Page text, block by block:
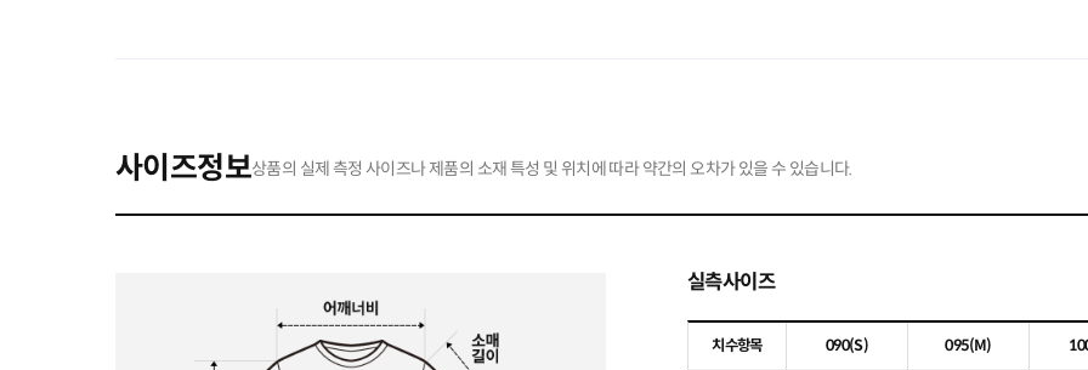
사이즈정보상품의 실제 측정 사이즈나 제품의 소재 특성 및 위치에 따라 약간의 오차가 있을 수 있습니다.
실측사이즈
치수항목 090(S) 095(M)